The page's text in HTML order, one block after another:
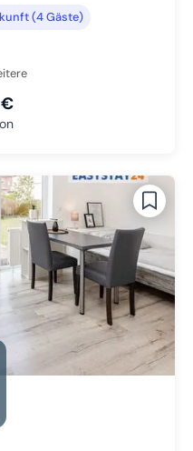
(4 Gäste)
€
Slide 1 wechseln
Slide 2 wechseln
Slide 3 wechseln
Slide 4 wechseln
Slide 5 wechseln
Slide 6 wechseln